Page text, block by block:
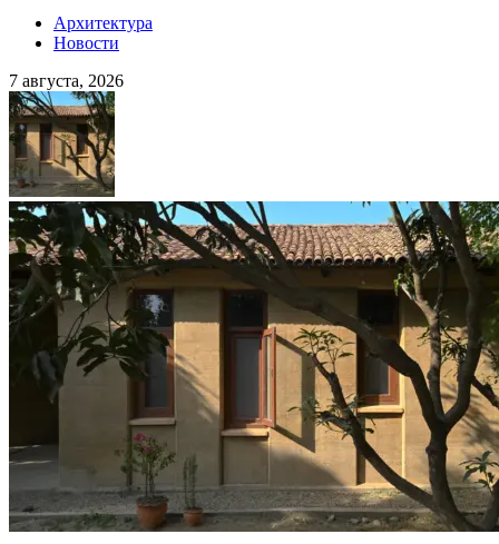
Архитектура
Новости
7 августа, 2026